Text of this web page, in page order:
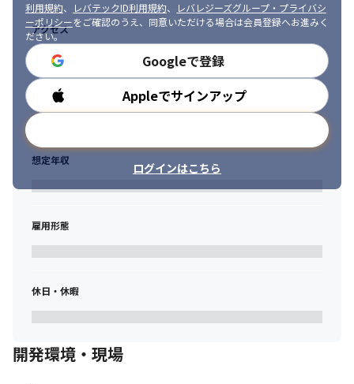
利用規約、 レバテックID利用規約、
レバレジーズグループ・プライバシ
ーポリシーをご確認のうえ、同意いただける場合は会員登録へお進みく
ださい。
Googleで登録
Appleでサインアップ
ログインはこちら
アクセス
勤務時間
想定年収
雇用形態
休日・休暇
開発環境・現場